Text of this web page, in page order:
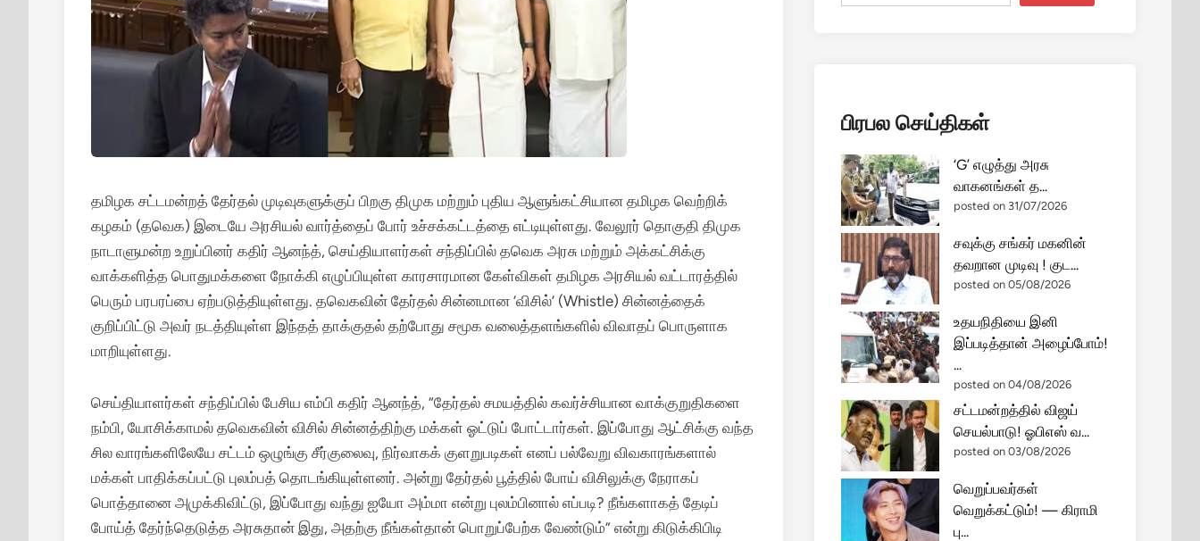
தமிழக சட்டமன்றத் தேர்தல் முடிவுகளுக்குப் பிறகு திமுக மற்றும் புதிய ஆளுங்கட்சியான தமிழக வெற்றிக்
கழகம் (தவெக) இடையே அரசியல் வார்த்தைப் போர் உச்சக்கட்டத்தை எட்டியுள்ளது. வேலூர் தொகுதி திமுக
நாடாளுமன்ற உறுப்பினர் கதிர் ஆனந்த், செய்தியாளர்கள் சந்திப்பில் தவெக அரசு மற்றும் அக்கட்சிக்கு
வாக்களித்த பொதுமக்களை நோக்கி எழுப்பியுள்ள காரசாரமான கேள்விகள் தமிழக அரசியல் வட்டாரத்தில்
பெரும் பரபரப்பை ஏற்படுத்தியுள்ளது. தவெகவின் தேர்தல் சின்னமான ‘விசில்’ (Whistle) சின்னத்தைக்
குறிப்பிட்டு அவர் நடத்தியுள்ள இந்தத் தாக்குதல் தற்போது சமூக வலைத்தளங்களில் விவாதப் பொருளாக
மாறியுள்ளது.
செய்தியாளர்கள் சந்திப்பில் பேசிய எம்பி கதிர் ஆனந்த், “தேர்தல் சமயத்தில் கவர்ச்சியான வாக்குறுதிகளை
நம்பி, யோசிக்காமல் தவெகவின் விசில் சின்னத்திற்கு மக்கள் ஓட்டுப் போட்டார்கள். இப்போது ஆட்சிக்கு வந்த
சில வாரங்களிலேயே சட்டம் ஒழுங்கு சீர்குலைவு, நிர்வாகக் குளறுபடிகள் எனப் பல்வேறு விவகாரங்களால்
மக்கள் பாதிக்கப்பட்டு புலம்பத் தொடங்கியுள்ளனர். அன்று தேர்தல் பூத்தில் போய் விசிலுக்கு நேராகப்
பொத்தானை அமுக்கிவிட்டு, இப்போது வந்து ஐயோ அம்மா என்று புலம்பினால் எப்படி? நீங்களாகத் தேடிப்
போய்த் தேர்ந்தெடுத்த அரசுதான் இது, அதற்கு நீங்கள்தான் பொறுப்பேற்க வேண்டும்” என்று கிடுக்கிபிடி
பிரபல செய்திகள்
‘G’ எழுத்து அரசு
வாகனங்கள் த...
posted on 31/07/2026
சவுக்கு சங்கர் மகனின்
தவறான முடிவு ! குட...
posted on 05/08/2026
உதயநிதியை இனி
இப்படித்தான் அழைப்போம்!
...
posted on 04/08/2026
சட்டமன்றத்தில் விஜய்
செயல்பாடு! ஓபிஎஸ் வ...
posted on 03/08/2026
வெறுப்பவர்கள்
வெறுக்கட்டும்! — கிராமி
பு...